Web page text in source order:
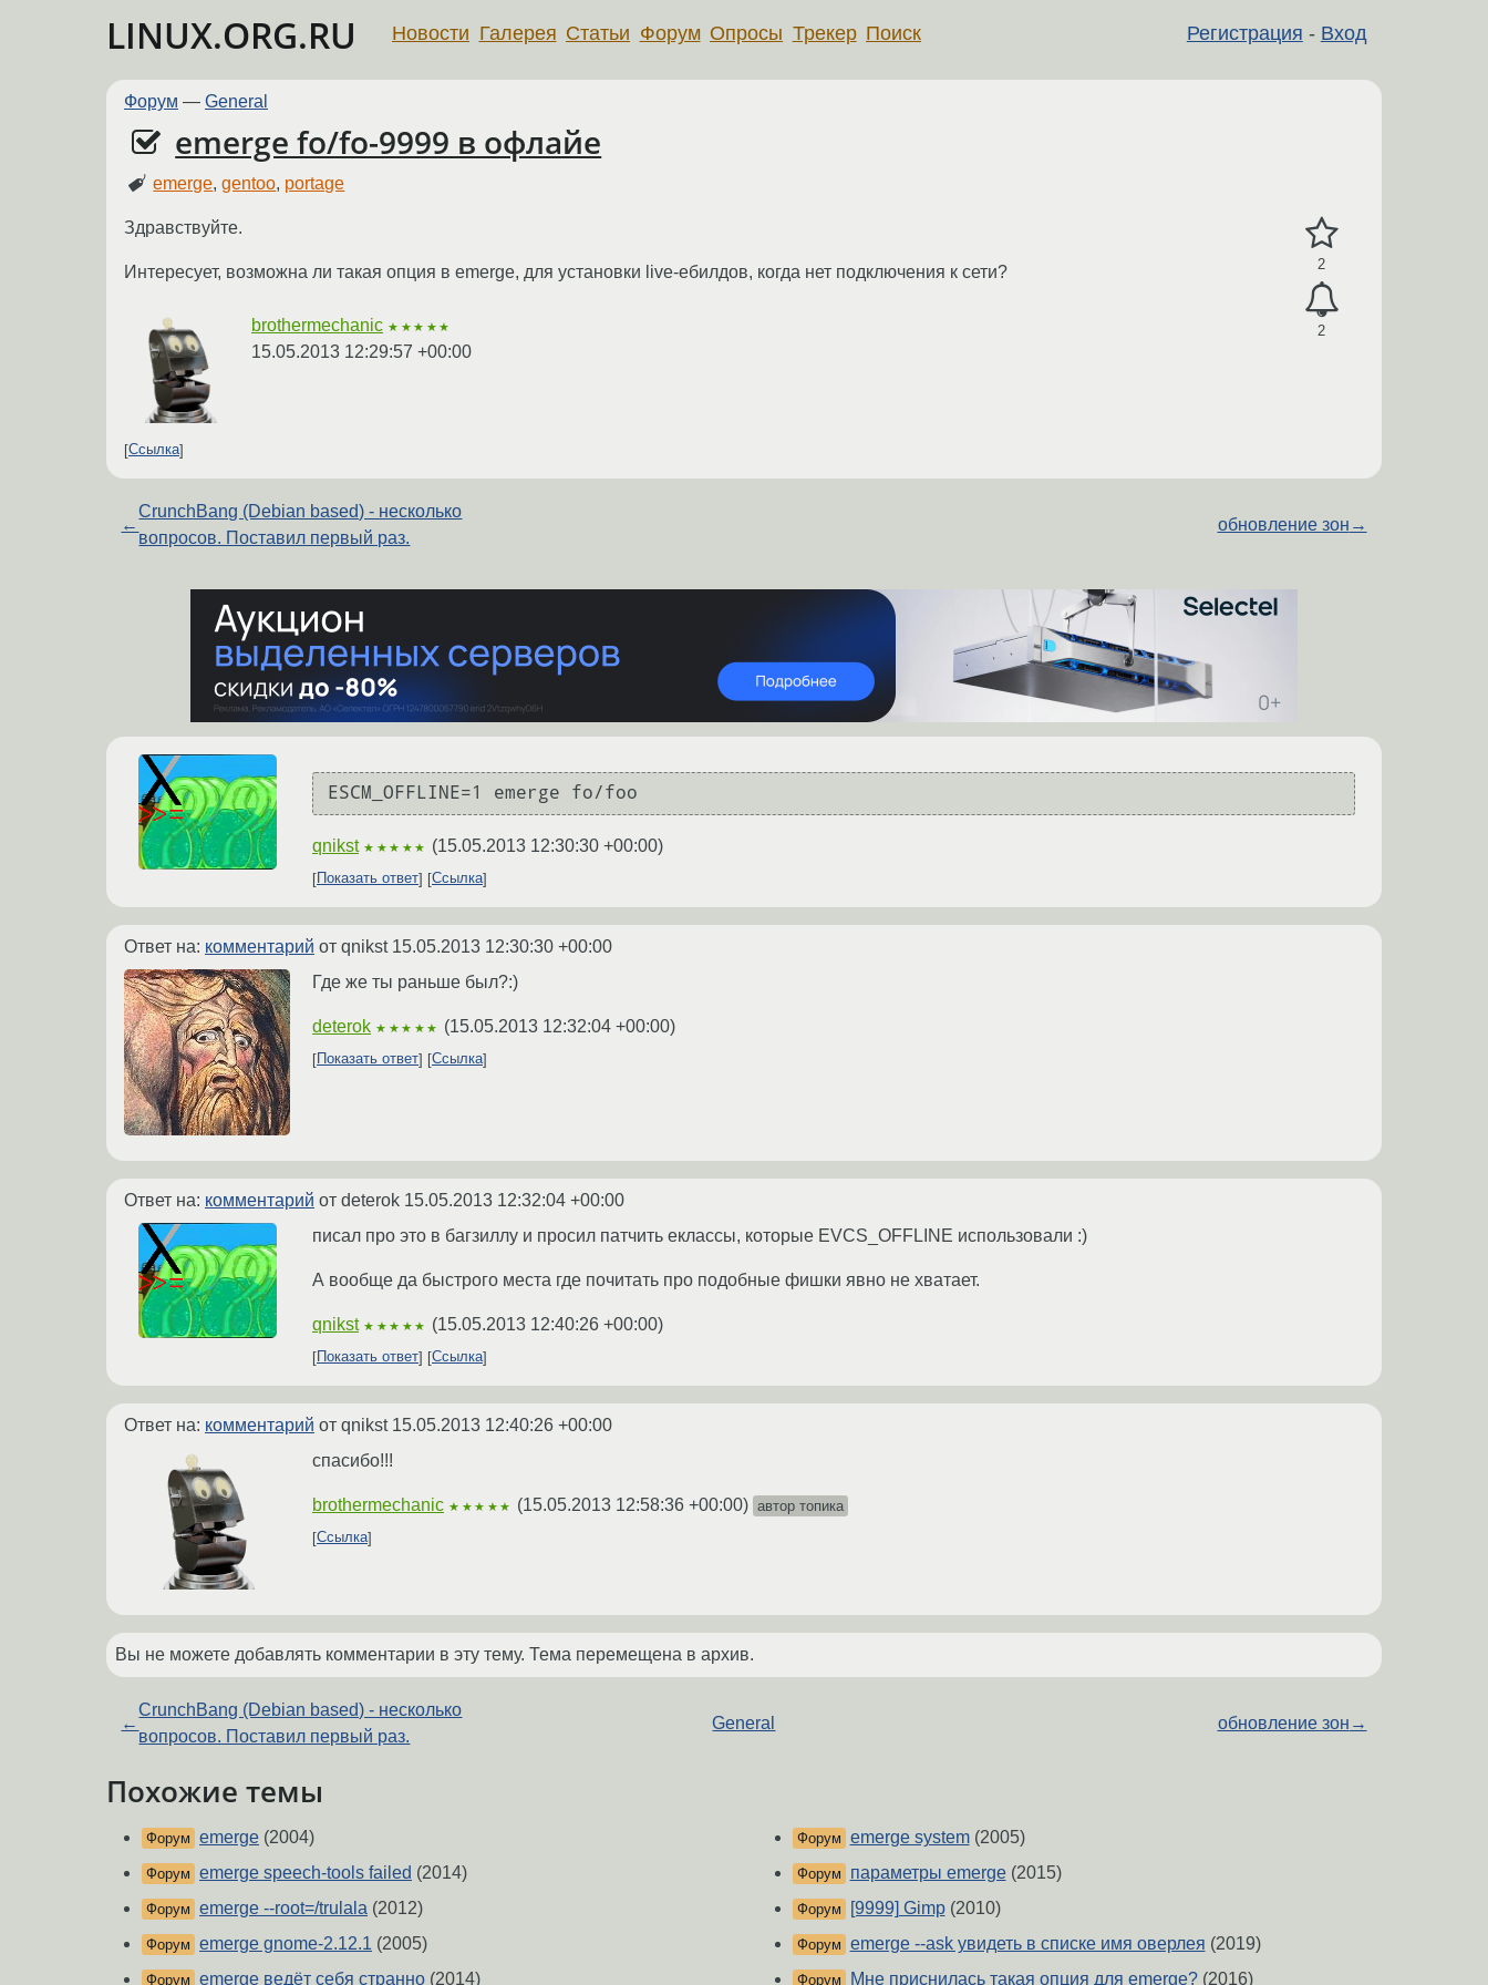
LINUX.ORG.RU Регистрация - Вход
Новости Галерея Статьи Форум Опросы Трекер Поиск
Форум — General
emerge fo/fo-9999 в офлайе
emerge,gentoo, portage
2
2
Здравствуйте.
Интересует, возможна ли такая опция в emerge, для установки live-ебилдов, когда нет подключения к сети?
brothermechanic ★★★★★
15.05.2013 12:29:57 +00:00
Ссылка
←
CrunchBang (Debian based) - несколько
вопросов. Поставил первый раз.
обновление зон →
qnikst ★★★★★ (15.05.2013 12:30:30 +00:00)
Показать ответ Ссылка
Ответ на: комментарий от qnikst 15.05.2013 12:30:30 +00:00
Где же ты раньше был?:)
deterok ★★★★★ (15.05.2013 12:32:04 +00:00)
Показать ответ Ссылка
Ответ на: комментарий от deterok 15.05.2013 12:32:04 +00:00
писал про это в багзиллу и просил патчить еклассы, которые EVCS_OFFLINE использовали :)
А вообще да быстрого места где почитать про подобные фишки явно не хватает.
qnikst ★★★★★ (15.05.2013 12:40:26 +00:00)
Показать ответ Ссылка
Ответ на: комментарий от qnikst 15.05.2013 12:40:26 +00:00
спасибо!!!
brothermechanic ★★★★★ (15.05.2013 12:58:36 +00:00) автор топика
Ссылка
Вы не можете добавлять комментарии в эту тему. Тема перемещена в архив.
←
CrunchBang (Debian based) - несколько
вопросов. Поставил первый раз.
General обновление зон →
Похожие темы
Форум emerge (2004)
Форум emerge speech-tools failed (2014)
Форум emerge --root=/trulala (2012)
Форум emerge gnome-2.12.1 (2005)
Форум emerge ведёт себя странно (2014)
Форум emerge system(2005)
Форум параметры emerge(2015)
Форум [9999] Gimp(2010)
Форум emerge --ask увидеть в списке имя оверлея (2019)
Форум Мне приснилась такая опция для emerge?(2016)